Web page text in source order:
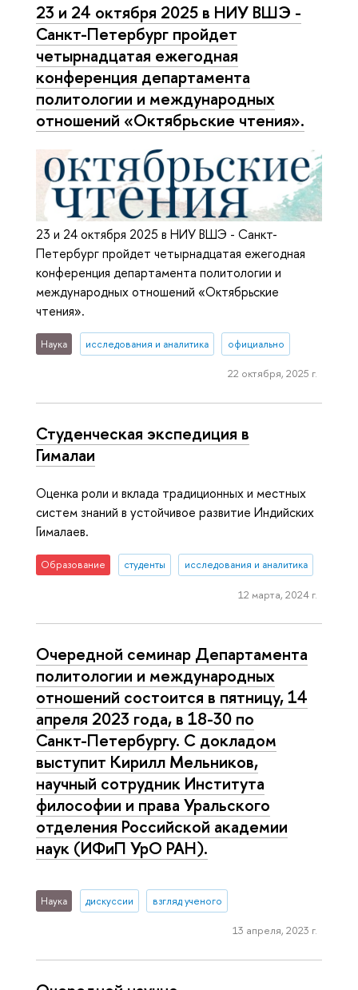
23 и 24 октября 2025 в НИУ ВШЭ -
Санкт-Петербург пройдет
четырнадцатая ежегодная
конференция департамента
политологии и международных
отношений «Октябрьские чтения».
23 и 24 октября 2025 в НИУ ВШЭ - Санкт-
Петербург пройдет четырнадцатая ежегодная
конференция департамента политологии и
международных отношений «Октябрьские
чтения».
Наука исследования и аналитика официально
22 октября, 2025 г.
Студенческая экспедиция в
Гималаи
Оценка роли и вклада традиционных и местных
систем знаний в устойчивое развитие Индийских
Гималаев.
Образование студенты исследования и аналитика
12 марта, 2024 г.
Очередной семинар Департамента
политологии и международных
отношений состоится в пятницу, 14
апреля 2023 года, в 18-30 по
Санкт-Петербургу. С докладом
выступит Кирилл Мельников,
научный сотрудник Института
философии и права Уральского
отделения Российской академии
наук (ИФиП УрО РАН).
Наука дискуссии взгляд ученого
13 апреля, 2023 г.